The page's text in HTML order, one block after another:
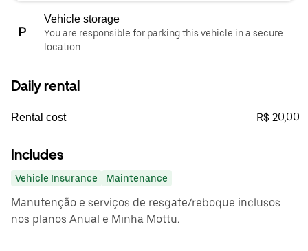
Vehicle storage
You are responsible for parking this vehicle in a secure
location.
Daily rental
Rental cost R$ 20,00
Includes
Vehicle Insurance Maintenance
Manutenção e serviços de resgate/reboque inclusos
nos planos Anual e Minha Mottu.